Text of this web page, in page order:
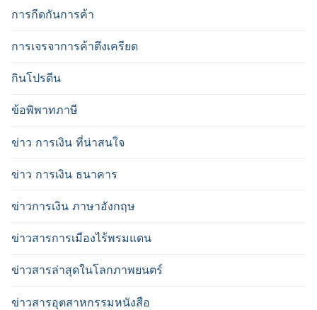
การกีดกันการค้า
การเจรจาการค้าตึงเครียด
กินโปรตีน
ข้อพิพาทภาษี
ข่าว การเงิน ที่น่าสนใจ
ข่าว การเงิน ธนาคาร
ข่าวการเงิน ภาษาอังกฤษ
ข่าวสารการเมืองไร้พรมแดน
ข่าวสารล่าสุดในโลกภาพยนตร์
ข่าวสารอุตสาหกรรมหนังสือ